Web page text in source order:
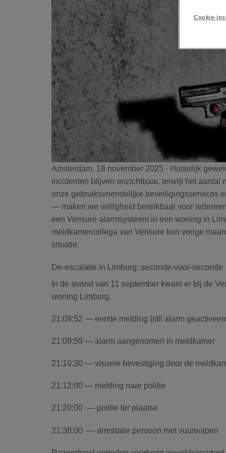
Amsterdam, 18 november 2025 - Huiselijk
incidenten blijven onzichtbaar, terwijl het
onze gebruiksvriendelijke beveiligingsservices
— maken we veiligheid bereikbaar voor
een Verisure alarmsysteem in een woning in
meldkamercollega van Verisure kon vorige
situatie.
De-escalatie in Limburg: seconde-voor-seconde
In de avond van 11 september kwam er bij de
woning Limburg.
21:09:52 — eerste melding (stil alarm
21:09:59 — alarm aangenomen in meldkamer
21:10:30 — visuele bevestiging door de
21:12:00 — melding naar politie
21:20:00 — politie ter plaatse
21:38:00 — arrestatie persoon met vuurwapen
Cookie-